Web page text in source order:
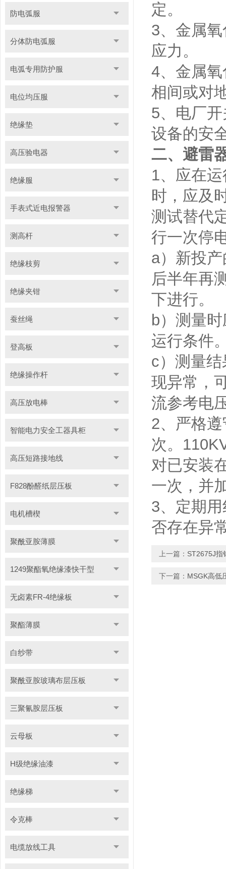
防电弧服
分体防电弧服
电弧专用防护服
电位均压服
绝缘垫
高压验电器
绝缘服
手表式近电报警器
测高杆
绝缘枝剪
绝缘夹钳
蚕丝绳
登高板
绝缘操作杆
高压放电棒
智能电力安全工器具柜
高压短路接地线
F828酚醛纸层压板
电机槽楔
聚酰亚胺薄膜
1249聚酯氧绝缘漆快干型
无卤素FR-4绝缘板
聚酯薄膜
白纱带
聚酰亚胺玻璃布层压板
三聚氰胺层压板
云母板
H级绝缘油漆
绝缘梯
令克棒
电缆放线工具
定。
3、金属
应力。
4、金属
相间或对
5、电厂
设备的安
二、避雷
1、应在
时，应及
测试替代
行一次停
a）新投
后半年再
下进行。
b）测量
运行条件
c）测量
现异常，
流参考电
2、严格
次。
对已安装
一次，并
3、定期
否存在异
上一篇： ST2675J指
下一篇： MSGK高低